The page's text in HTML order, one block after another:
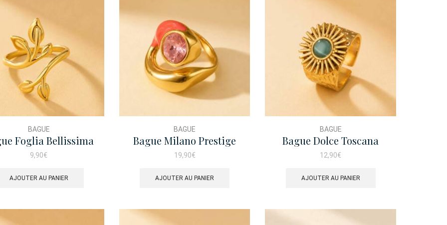
BAGUE
Foglia Bellissima
9,90€
AJOUTER AU PANIER
BAGUE
Bague Milano Prestige
19,90€
AJOUTER AU PANIER
BAGUE
Bague Dolce Toscana
12,90€
AJOUTER AU PANIER